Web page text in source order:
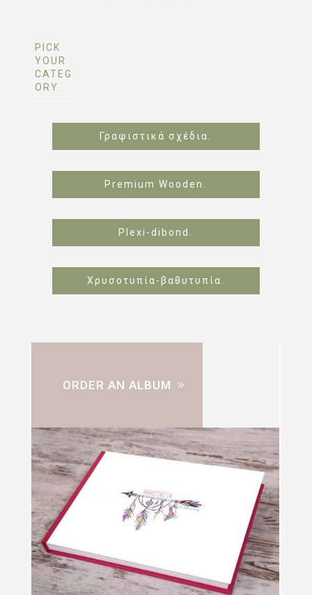
PICK
YOUR
CATEG
ORY.
Γραφιστικά σχέδια.
Premium Wooden.
Plexi-dibond.
Χρυσοτυπία-βαθυτυπία.
ORDER AN ALBUM